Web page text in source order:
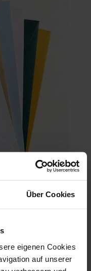
Über Cookies
eigenen Cookies
auf unserer